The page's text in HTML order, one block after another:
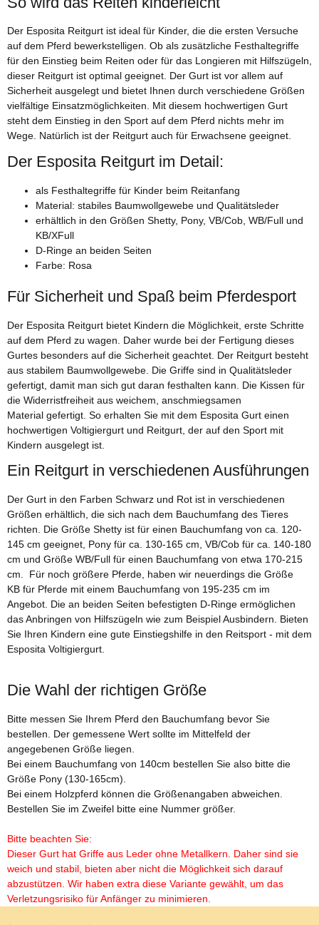
Der Esposita Reitgurt ist ideal für Kinder, die die ersten Versuche
auf dem Pferd bewerkstelligen. Ob als zusätzliche Festhaltegriffe
für den Einstieg beim Reiten oder für das Longieren mit Hilfszügeln,
dieser Reitgurt ist optimal geeignet. Der Gurt ist vor allem auf
Sicherheit ausgelegt und bietet Ihnen durch verschiedene Größen
vielfältige Einsatzmöglichkeiten. Mit diesem hochwertigen Gurt
steht dem Einstieg in den Sport auf dem Pferd nichts mehr im
Wege. Natürlich ist der Reitgurt auch für Erwachsene geeignet.
Der Esposita Reitgurt im Detail:
als Festhaltegriffe für Kinder beim Reitanfang
Material: stabiles Baumwollgewebe und Qualitätsleder
erhältlich in den Größen Shetty, Pony, VB/Cob, WB/Full und
KB/XFull
D-Ringe an beiden Seiten
Farbe: Rosa
Für Sicherheit und Spaß beim Pferdesport
Der Esposita Reitgurt bietet Kindern die Möglichkeit, erste Schritte
auf dem Pferd zu wagen. Daher wurde bei der Fertigung dieses
Gurtes besonders auf die Sicherheit geachtet. Der Reitgurt besteht
aus stabilem Baumwollgewebe. Die Griffe sind in Qualitätsleder
gefertigt, damit man sich gut daran festhalten kann. Die Kissen für
die Widerristfreiheit aus weichem, anschmiegsamen
Material gefertigt. So erhalten Sie mit dem Esposita Gurt einen
hochwertigen Voltigiergurt und Reitgurt, der auf den Sport mit
Kindern ausgelegt ist.
Ein Reitgurt in verschiedenen Ausführungen
Der Gurt in den Farben Schwarz und Rot ist in verschiedenen
Größen erhältlich, die sich nach dem Bauchumfang des Tieres
richten. Die Größe Shetty ist für einen Bauchumfang von ca. 120-
145 cm geeignet, Pony für ca. 130-165 cm, VB/Cob für ca. 140-180
cm und Größe WB/Full für einen Bauchumfang von etwa 170-215
cm. Für noch größere Pferde, haben wir neuerdings die Größe
KB für Pferde mit einem Bauchumfang von 195-235 cm im
Angebot. Die an beiden Seiten befestigten D-Ringe ermöglichen
das Anbringen von Hilfszügeln wie zum Beispiel Ausbindern. Bieten
Sie Ihren Kindern eine gute Einstiegshilfe in den Reitsport - mit dem
Esposita Voltigiergurt.
Die Wahl der richtigen Größe
Bitte messen Sie Ihrem Pferd den Bauchumfang bevor Sie
bestellen. Der gemessene Wert sollte im Mittelfeld der
angegebenen Größe liegen.
Bei einem Bauchumfang von 140cm bestellen Sie also bitte die
Größe Pony (130-165cm).
Bei einem Holzpferd können die Größenangaben abweichen.
Bestellen Sie im Zweifel bitte eine Nummer größer.
Bitte beachten Sie:
Dieser Gurt hat Griffe aus Leder ohne Metallkern. Daher sind sie
weich und stabil, bieten aber nicht die Möglichkeit sich darauf
abzustützen. Wir haben extra diese Variante gewählt, um das
Verletzungsrisiko für Anfänger zu minimieren.